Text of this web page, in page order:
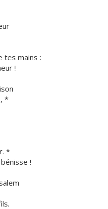
tes mains :
!
*
*
!